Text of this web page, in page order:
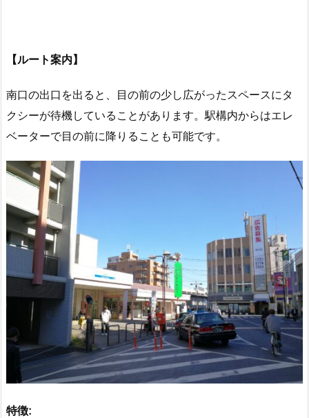
【ルート案内】
南口の出口を出ると、目の前の少し広がったスペースにタ
クシーが待機していることがあります。駅構内からはエレ
ベーターで目の前に降りることも可能です。
特徴: